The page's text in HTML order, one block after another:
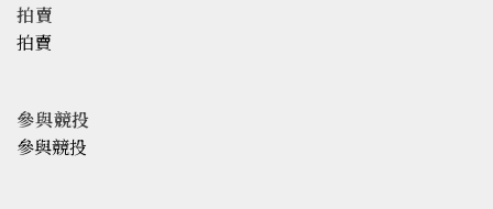
拍賣
拍賣
參與競投
參與競投